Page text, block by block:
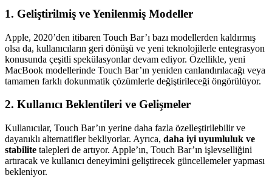
1. Geliştirilmiş ve Yenilenmiş Modeller
Apple, 2020’den itibaren Touch Bar’ı bazı modellerden kaldırmış
olsa da, kullanıcıların geri dönüşü ve yeni teknolojilerle entegrasyon
konusunda çeşitli spekülasyonlar devam ediyor. Özellikle, yeni
MacBook modellerinde Touch Bar’ın yeniden canlandırılacağı veya
tamamen farklı dokunmatik çözümlerle değiştirileceği öngörülüyor.
2. Kullanıcı Beklentileri ve Gelişmeler
Kullanıcılar, Touch Bar’ın yerine daha fazla özelleştirilebilir ve
dayanıklı alternatifler bekliyorlar. Ayrıca, daha iyi uyumluluk ve
stabilite talepleri de artıyor. Apple’ın, Touch Bar’ın işlevselliğini
artıracak ve kullanıcı deneyimini geliştirecek güncellemeler yapması
bekleniyor.